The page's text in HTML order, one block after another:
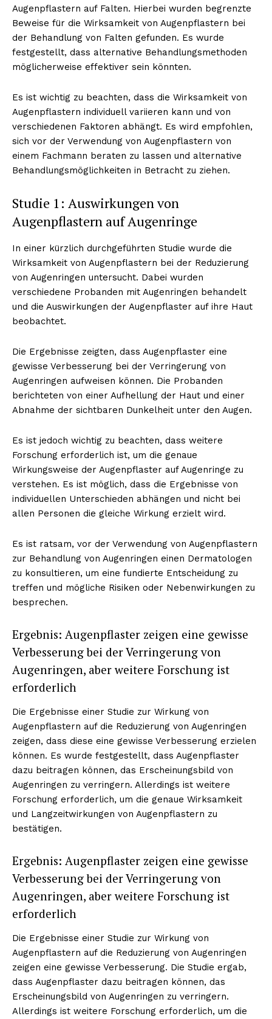
Augenpflastern auf Falten. Hierbei wurden begrenzte
Beweise für die Wirksamkeit von Augenpflastern bei
der Behandlung von Falten gefunden. Es wurde
festgestellt, dass alternative Behandlungsmethoden
möglicherweise effektiver sein könnten.
Es ist wichtig zu beachten, dass die Wirksamkeit von
Augenpflastern individuell variieren kann und von
verschiedenen Faktoren abhängt. Es wird empfohlen,
sich vor der Verwendung von Augenpflastern von
einem Fachmann beraten zu lassen und alternative
Behandlungsmöglichkeiten in Betracht zu ziehen.
Studie 1: Auswirkungen von
Augenpflastern auf Augenringe
In einer kürzlich durchgeführten Studie wurde die
Wirksamkeit von Augenpflastern bei der Reduzierung
von Augenringen untersucht. Dabei wurden
verschiedene Probanden mit Augenringen behandelt
und die Auswirkungen der Augenpflaster auf ihre Haut
beobachtet.
Die Ergebnisse zeigten, dass Augenpflaster eine
gewisse Verbesserung bei der Verringerung von
Augenringen aufweisen können. Die Probanden
berichteten von einer Aufhellung der Haut und einer
Abnahme der sichtbaren Dunkelheit unter den Augen.
Es ist jedoch wichtig zu beachten, dass weitere
Forschung erforderlich ist, um die genaue
Wirkungsweise der Augenpflaster auf Augenringe zu
verstehen. Es ist möglich, dass die Ergebnisse von
individuellen Unterschieden abhängen und nicht bei
allen Personen die gleiche Wirkung erzielt wird.
Es ist ratsam, vor der Verwendung von Augenpflastern
zur Behandlung von Augenringen einen Dermatologen
zu konsultieren, um eine fundierte Entscheidung zu
treffen und mögliche Risiken oder Nebenwirkungen zu
besprechen.
Ergebnis: Augenpflaster zeigen eine gewisse
Verbesserung bei der Verringerung von
Augenringen, aber weitere Forschung ist
erforderlich
Die Ergebnisse einer Studie zur Wirkung von
Augenpflastern auf die Reduzierung von Augenringen
zeigen, dass diese eine gewisse Verbesserung erzielen
können. Es wurde festgestellt, dass Augenpflaster
dazu beitragen können, das Erscheinungsbild von
Augenringen zu verringern. Allerdings ist weitere
Forschung erforderlich, um die genaue Wirksamkeit
und Langzeitwirkungen von Augenpflastern zu
bestätigen.
Ergebnis: Augenpflaster zeigen eine gewisse
Verbesserung bei der Verringerung von
Augenringen, aber weitere Forschung ist
erforderlich
Die Ergebnisse einer Studie zur Wirkung von
Augenpflastern auf die Reduzierung von Augenringen
zeigen eine gewisse Verbesserung. Die Studie ergab,
dass Augenpflaster dazu beitragen können, das
Erscheinungsbild von Augenringen zu verringern.
Allerdings ist weitere Forschung erforderlich, um die